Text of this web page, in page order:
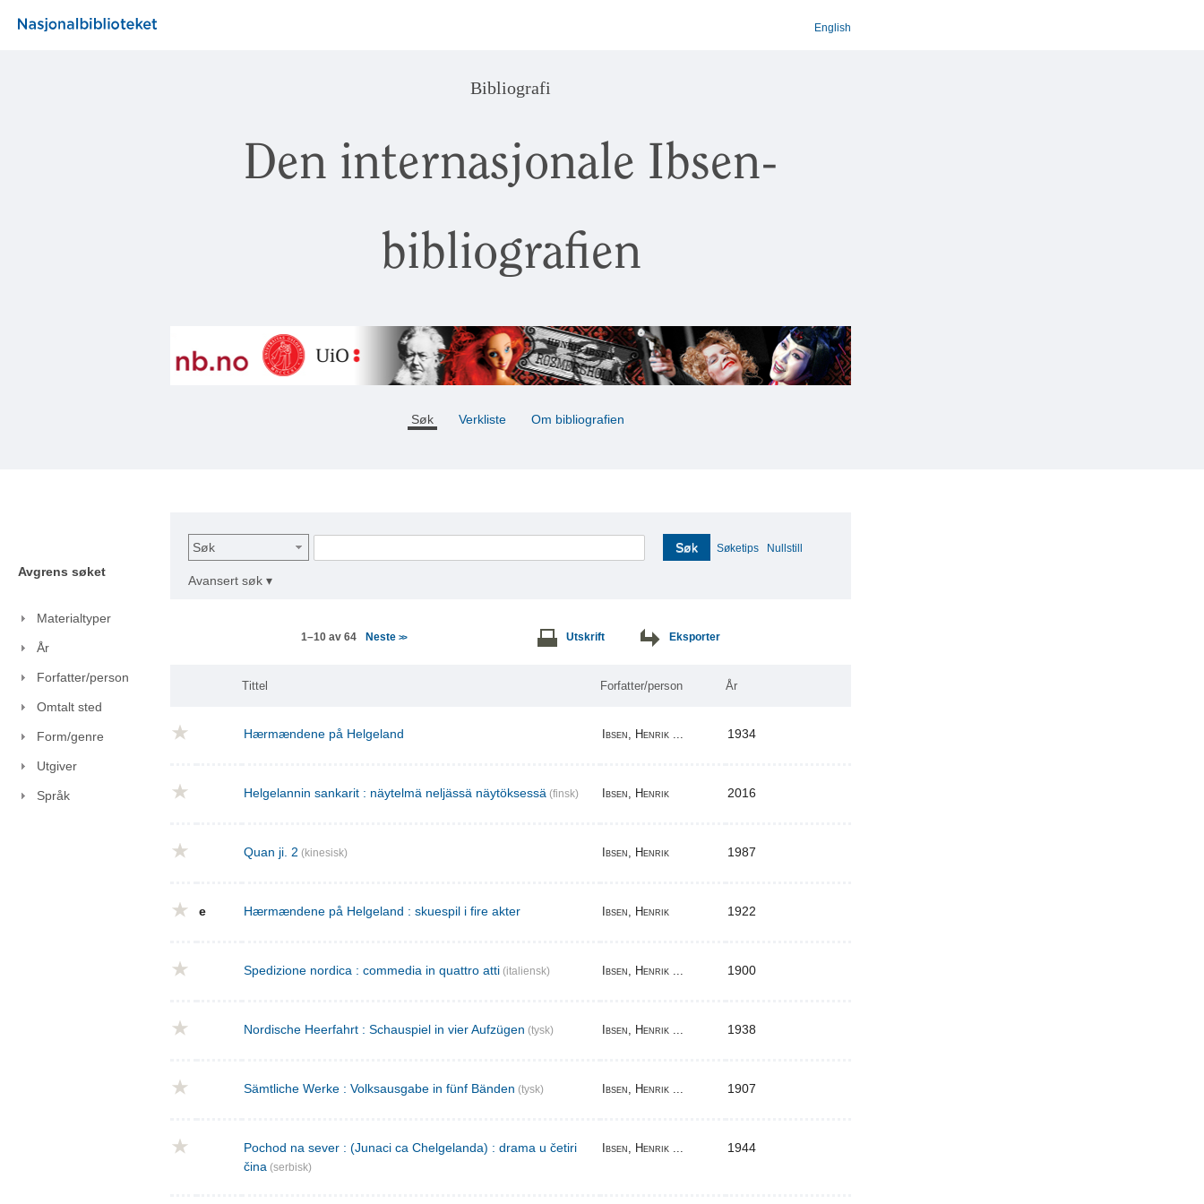
English
Bibliografi
Den internasjonale Ibsen-
bibliografien
Søk Verkliste Om bibliografien
Avgrens søket
Materialtyper
År
Forfatter/person
Omtalt sted
Form/genre
Utgiver
Språk
Søk Søk Søketips Nullstill
Avansert søk ▾
1–10 av 64 Neste>> Utskrift Eksporter
Tittel Forfatter/person År
Hærmændene på Helgeland Ibsen, Henrik ... 1934
Helgelannin sankarit : näytelmä neljässä näytöksessä (finsk) Ibsen, Henrik 2016
Quan ji. 2 (kinesisk) Ibsen, Henrik 1987
e Hærmændene på Helgeland : skuespil i fire akter Ibsen, Henrik 1922
Spedizione nordica : commedia in quattro atti (italiensk) Ibsen, Henrik ... 1900
Nordische Heerfahrt : Schauspiel in vier Aufzügen (tysk) Ibsen, Henrik ... 1938
Sämtliche Werke : Volksausgabe in fünf Bänden (tysk) Ibsen, Henrik ... 1907
Pochod na sever : (Junaci ca Chelgelanda) : drama u četiri
čina (serbisk)
Ibsen, Henrik ... 1944